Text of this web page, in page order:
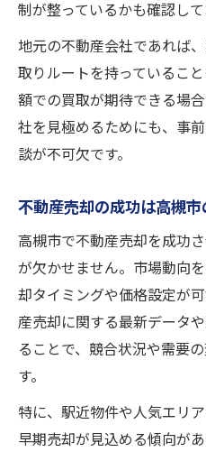
制が整っているかも確認して
地元の不動産会社であれば
取りルートを持っているこ
額での買取が期待できる場
社を見極めるためにも、事
談が不可欠です。
不動産売却の成功は高槻
高槻市で不動産売却を成功
が欠かせません。市場動向
却タイミングや価格設定が
産売却に関する最新データ
ることで、競合状況や需要
す。
特に、駅近物件や人気エリ
早期売却が見込める傾向が